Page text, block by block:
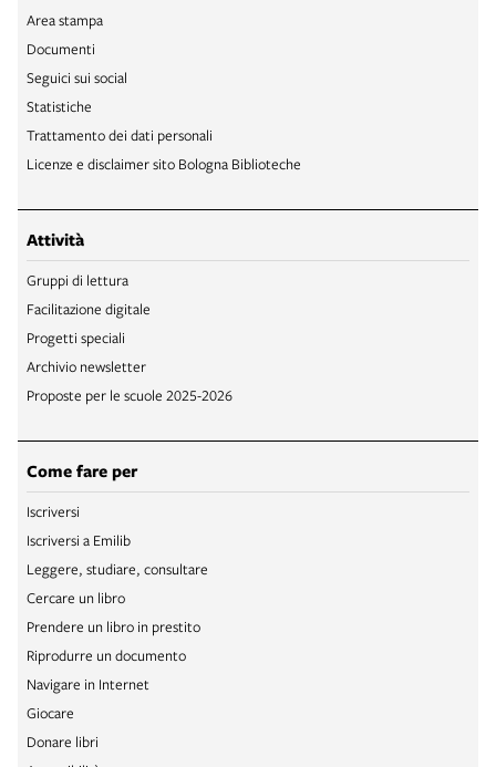
Area stampa
Documenti
Seguici sui social
Statistiche
Trattamento dei dati personali
Licenze e disclaimer sito Bologna Biblioteche
Attività
Gruppi di lettura
Facilitazione digitale
Progetti speciali
Archivio newsletter
Proposte per le scuole 2025-2026
Come fare per
Iscriversi
Iscriversi a Emilib
Leggere, studiare, consultare
Cercare un libro
Prendere un libro in prestito
Riprodurre un documento
Navigare in Internet
Giocare
Donare libri